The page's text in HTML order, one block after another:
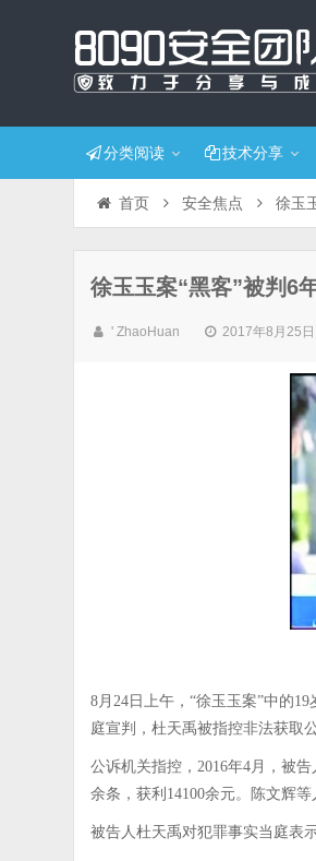
分类阅读 技术分享
首页 安全焦点 徐玉
徐玉玉案“黑客”被判6
' ZhaoHuan 2017年8月25日
8月24日上午，“徐玉玉案”中的
庭宣判，杜天禹被指控非法获取
公诉机关指控，2016年4月，被
余条，获利14100余元。陈文辉
被告人杜天禹对犯罪事实当庭表